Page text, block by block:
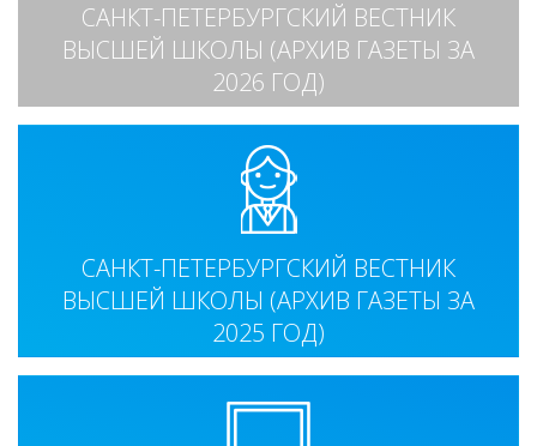
САНКТ-ПЕТЕРБУРГСКИЙ ВЕСТНИК
ВЫСШЕЙ ШКОЛЫ (АРХИВ ГАЗЕТЫ ЗА
2026 ГОД)
САНКТ-ПЕТЕРБУРГСКИЙ ВЕСТНИК
ВЫСШЕЙ ШКОЛЫ (АРХИВ ГАЗЕТЫ ЗА
2025 ГОД)